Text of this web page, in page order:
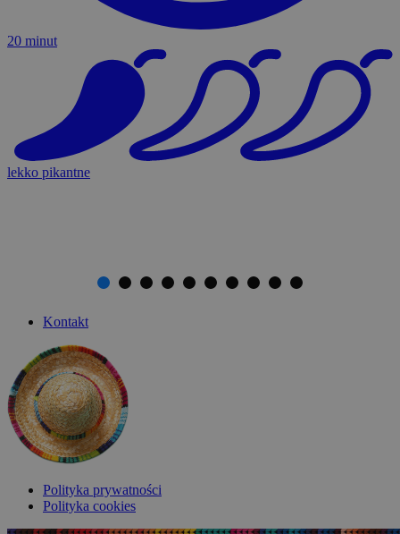
20 minut
lekko pikantne
Kontakt
Polityka prywatności
Polityka cookies